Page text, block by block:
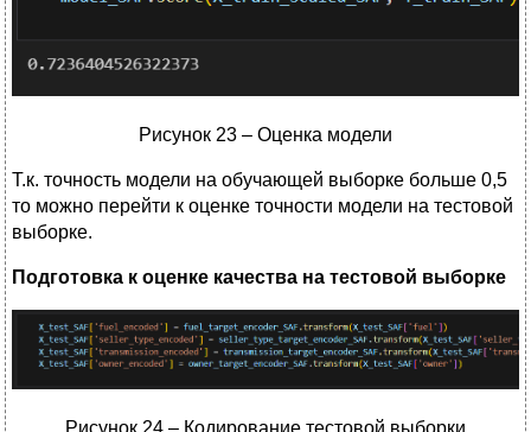
Рисунок 23 – Оценка модели
Т.к. точность модели на обучающей выборке больше 0,5
то можно перейти к оценке точности модели на тестовой
выборке.
Подготовка к оценке качества на тестовой выборке